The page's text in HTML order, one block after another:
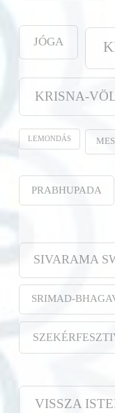
JÓGA
KRISNA-
LEMONDÁS
PRABHUPADA
SIVARAMA
SRIMAD-
VISSZA